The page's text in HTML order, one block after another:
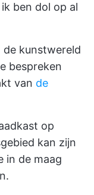
ben dol op al
de kunstwereld
bespreken
van de
op
kan zijn
in de maag